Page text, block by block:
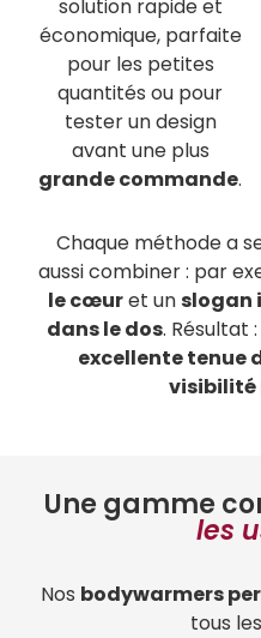
solution rapide et
économique, parfaite
pour les petites
quantités ou pour
tester un design
avant une plus
grande commande.
Chaque méthode a
aussi combiner : par
le cœuret unslogan
dans le dos. Résultat
excellente tenue
visibilité
Une gamme
les
Nos bodywarmers
tous